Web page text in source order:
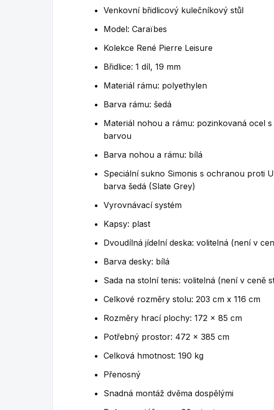
Venkovní břidlicový kulečníkový stůl
Model: Caraïbes
Kolekce René Pierre Leisure
Břidlice: 1 díl, 19 mm
Materiál rámu: polyethylen
Barva rámu: šedá
Materiál nohou a rámu: pozinkovaná ocel
barvou
Barva nohou a rámu: bílá
Speciálnísukno Simonis s ochranou proti
barva šedá (Slate Grey)
Vyrovnávací systém
Kapsy: plast
Dvoudílná jídelní deska: volitelná (není v
Barva desky: bílá
Sada na stolní tenis: volitelná (není v ceně
Celkové rozměry stolu: 203 cm x 116 cm
Rozměry hrací plochy: 172 x 85 cm
Potřebný prostor: 472 x 385 cm
Celková hmotnost: 190 kg
Přenosný
Snadná montáž dvěma dospělými